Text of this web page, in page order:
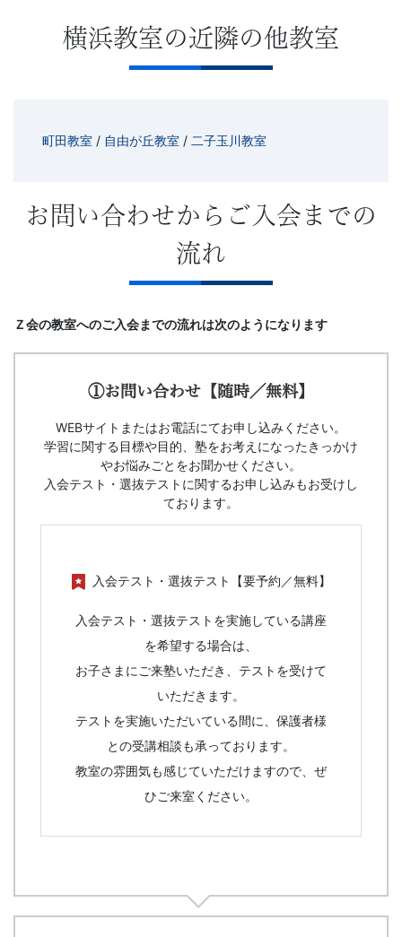
横浜教室の近隣の他教室
町田教室 / 自由が丘教室 / 二子玉川教室
お問い合わせからご入会までの
流れ
Ｚ会の教室へのご入会までの流れは次のようになります
①お問い合わせ【随時／無料】
WEBサイトまたはお電話にてお申し込みください。
学習に関する目標や目的、塾をお考えになったきっかけ
やお悩みごとをお聞かせください。
入会テスト・選抜テストに関するお申し込みもお受けし
ております。
入会テスト・選抜テスト【要予約／無料】
入会テスト・選抜テストを実施している講座
を希望する場合は、
お子さまにご来塾いただき、テストを受けて
いただきます。
テストを実施いただいている間に、保護者様
との受講相談も承っております。
教室の雰囲気も感じていただけますので、ぜ
ひご来室ください。